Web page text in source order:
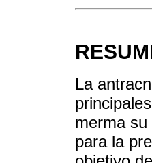
La
merma
para la